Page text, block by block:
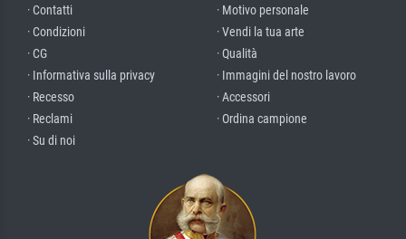
· Contatti
· Condizioni
· CG
· Informativa sulla privacy
· Recesso
· Reclami
· Su di noi
· Motivo personale
· Vendi la tua arte
· Qualità
· Immagini del nostro lavoro
· Accessori
· Ordina campione